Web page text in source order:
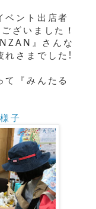
ベント出店者
ざいました！
』さんな
れさまでした!
て『みんたる
子